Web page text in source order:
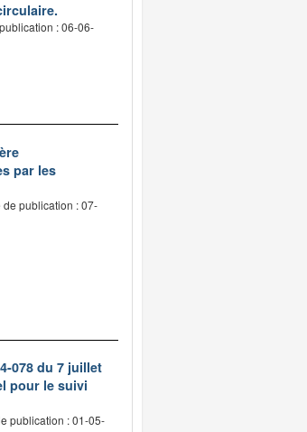
: 06-06-
par les
de publication : 07-
078 du 7 juillet
pour le suivi
publication : 01-05-